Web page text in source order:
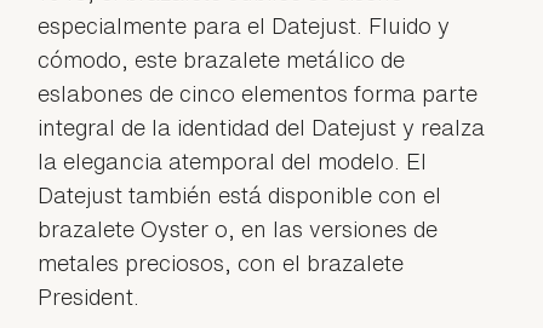
especialmente para el Datejust. Fluido y
cómodo, este brazalete metálico de
eslabones de cinco elementos forma parte
integral de la identidad del Datejust y realza
la elegancia atemporal del modelo. El
Datejust también está disponible con el
brazalete Oyster o, en las versiones de
metales preciosos, con el brazalete
President.